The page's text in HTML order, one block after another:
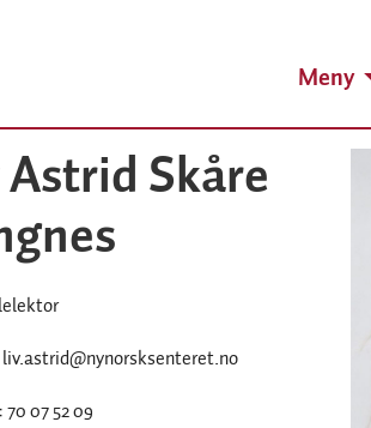
Meny
Skåre
liv.astrid@nynorsksenteret.no
70 07 52 09